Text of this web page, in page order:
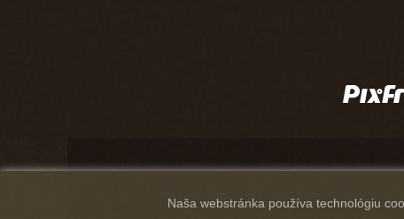
Naša webstránka používa technológiu